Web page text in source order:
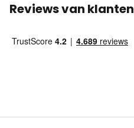
Reviews van klanten